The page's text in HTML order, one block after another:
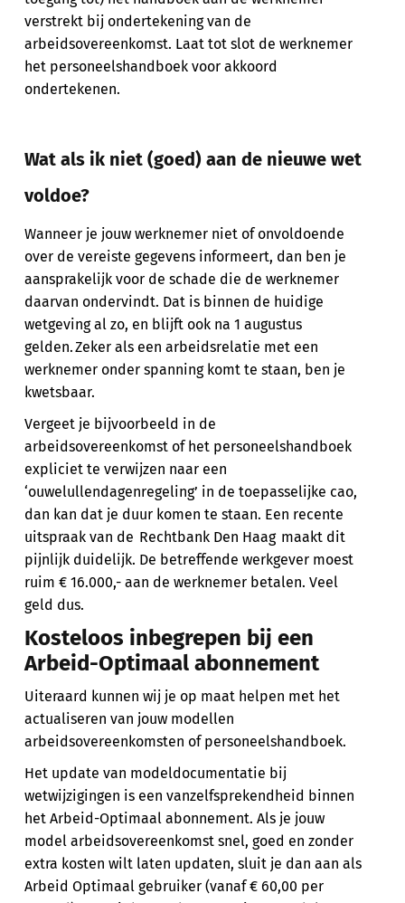
verstrekt bij ondertekening van de
arbeidsovereenkomst. Laat tot slot de werknemer
het personeelshandboek voor akkoord
ondertekenen.
Wat als ik niet (goed) aan de nieuwe wet
voldoe?
Wanneer je jouw werknemer niet of onvoldoende
over de vereiste gegevens informeert, dan ben je
aansprakelijk voor de schade die de werknemer
daarvan ondervindt. Dat is binnen de huidige
wetgeving al zo, en blijft ook na 1 augustus
gelden. Zeker als een arbeidsrelatie met een
werknemer onder spanning komt te staan, ben je
kwetsbaar.
Vergeet je bijvoorbeeld in de
arbeidsovereenkomst of het personeelshandboek
expliciet te verwijzen naar een
‘ouwelullendagenregeling’ in de toepasselijke cao,
dan kan dat je duur komen te staan. Een recente
uitspraak van de Rechtbank Den Haag maakt dit
pijnlijk duidelijk. De betreffende werkgever moest
ruim € 16.000,- aan de werknemer betalen. Veel
geld dus.
Kosteloos inbegrepen bij een
Arbeid-Optimaal abonnement
Uiteraard kunnen wij je op maat helpen met het
actualiseren van jouw modellen
arbeidsovereenkomsten of personeelshandboek.
Het update van modeldocumentatie bij
wetwijzigingen is een vanzelfsprekendheid binnen
het Arbeid-Optimaal abonnement. Als je jouw
model arbeidsovereenkomst snel, goed en zonder
extra kosten wilt laten updaten, sluit je dan aan als
Arbeid Optimaal gebruiker (vanaf € 60,00 per